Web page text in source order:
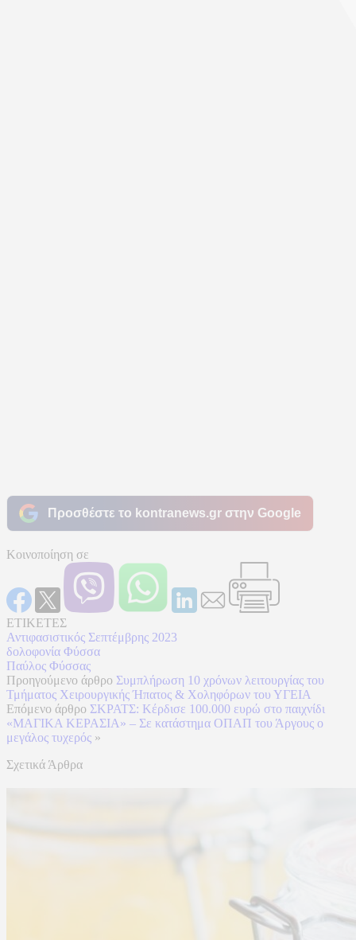
Προσθέστε το kontranews.gr στην Google
Κοινοποίηση σε
ΕΤΙΚΕΤΕΣ
Αντιφασιστικός Σεπτέμβρης 2023
δολοφονία Φύσσα
Παύλος Φύσσας
Προηγούμενο άρθρο Συμπλήρωση 10 χρόνων λειτουργίας του
Τμήματος Χειρουργικής Ήπατος & Χοληφόρων του ΥΓΕΙΑ
Επόμενο άρθρο ΣΚΡΑΤΣ: Κέρδισε 100.000 ευρώ στο παιχνίδι
«ΜΑΓΙΚΑ ΚΕΡΑΣΙΑ» – Σε κατάστημα ΟΠΑΠ του Άργους ο
μεγάλος τυχερός »
Σχετικά Άρθρα